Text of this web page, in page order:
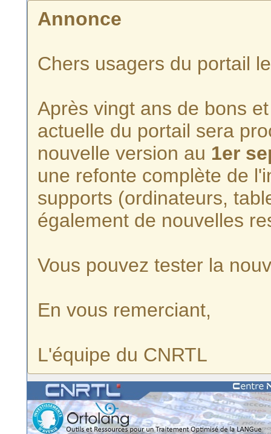
Annonce
Chers usagers du portail
Après vingt ans de bons
actuelle du portail sera
nouvelle version au 1er
une refonte complète de
supports (ordinateurs,
également de nouvelles
Vous pouvez tester la
En vous remerciant,
L'équipe du CNRTL